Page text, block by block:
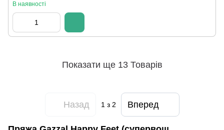
В наявності
Показати ще 13 Товарів
Назад 1 з 2 Вперед